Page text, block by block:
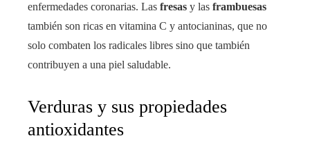
enfermedades coronarias. Las fresas y las frambuesas
también son ricas en vitamina C y antocianinas, que no
solo combaten los radicales libres sino que también
contribuyen a una piel saludable.
Verduras y sus propiedades
antioxidantes